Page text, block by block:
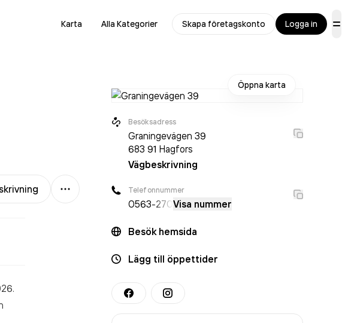
Karta Alla Kategorier Skapa företagskonto Logga in
Mer
Öppna karta
Besöksadress
Graningevägen 39
683 91 Hagfors
Vägbeskrivning
Telefonnummer
0563-270 Visa nummer
Besök hemsida
Lägg till öppettider